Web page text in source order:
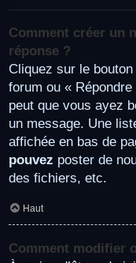
Comment créer un
réponse ?
Cliquez sur le bouton
forum ou «
peut que vous ayez
un message. Une
affichée en bas de
pouvez poster de
des fichiers, etc.
Haut
Comment modifier